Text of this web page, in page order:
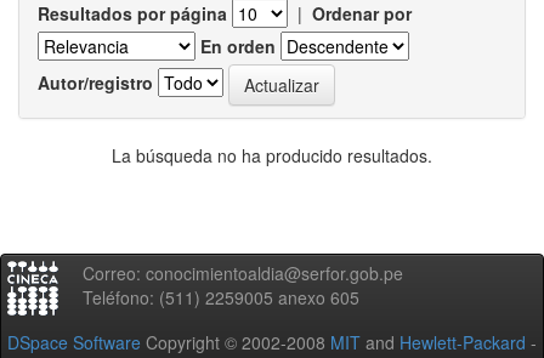
Resultados por página | Ordenar por
En orden
Autor/registro
La búsqueda no ha producido resultados.
Correo: conocimientoaldia@serfor.gob.pe
Teléfono: (511) 2259005 anexo 605
DSpace Software Copyright © 2002-2008 MIT and Hewlett-Packard -